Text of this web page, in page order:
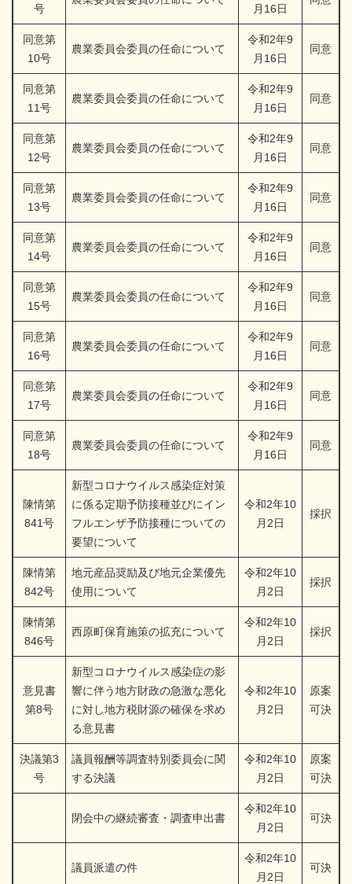
号 月16日
同意第
10号
農業委員会委員の任命について
令和2年9
月16日
同意
同意第
11号
農業委員会委員の任命について
令和2年9
月16日
同意
同意第
12号
農業委員会委員の任命について
令和2年9
月16日
同意
同意第
13号
農業委員会委員の任命について
令和2年9
月16日
同意
同意第
14号
農業委員会委員の任命について
令和2年9
月16日
同意
同意第
15号
農業委員会委員の任命について
令和2年9
月16日
同意
同意第
16号
農業委員会委員の任命について
令和2年9
月16日
同意
同意第
17号
農業委員会委員の任命について
令和2年9
月16日
同意
同意第
18号
農業委員会委員の任命について
令和2年9
月16日
同意
陳情第
841号
新型コロナウイルス感染症対策
に係る定期予防接種並びにイン
フルエンザ予防接種についての
要望について
令和2年10
月2日
採択
陳情第
842号
地元産品奨励及び地元企業優先
使用について
令和2年10
月2日
採択
陳情第
846号
西原町保育施策の拡充について
令和2年10
月2日
採択
意見書
第8号
新型コロナウイルス感染症の影
響に伴う地方財政の急激な悪化
に対し地方税財源の確保を求め
る意見書
令和2年10
月2日
原案
可決
決議第3
号
議員報酬等調査特別委員会に関
する決議
令和2年10
月2日
原案
可決
閉会中の継続審査・調査申出書
令和2年10
月2日
可決
議員派遣の件
令和2年10
月2日
可決